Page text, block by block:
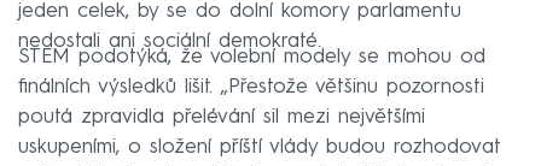
jeden celek, by se do dolní komory parlamentu
nedostali ani sociální demokraté.
STEM podotýká, že volební modely se mohou od
finálních výsledků lišit. „Přestože většinu pozornosti
poutá zpravidla přelévání sil mezi největšími
uskupeními, o složení příští vlády budou rozhodovat